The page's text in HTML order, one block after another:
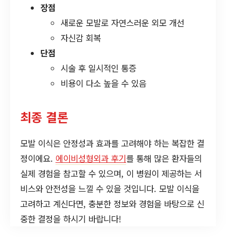
장점
새로운 모발로 자연스러운 외모 개선
자신감 회복
단점
시술 후 일시적인 통증
비용이 다소 높을 수 있음
최종 결론
모발 이식은 안정성과 효과를 고려해야 하는 복잡한 결
정이에요. 에이비성형외과 후기를 통해 많은 환자들의
실제 경험을 참고할 수 있으며, 이 병원이 제공하는 서
비스와 안전성을 느낄 수 있을 것입니다. 모발 이식을
고려하고 계신다면, 충분한 정보와 경험을 바탕으로 신
중한 결정을 하시기 바랍니다!